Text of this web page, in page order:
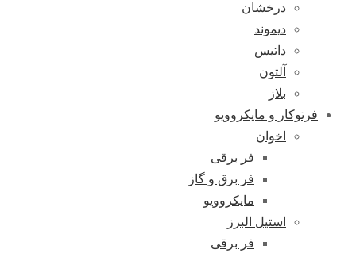
درخشان
دیموند
داتیس
آلتون
بلاز
فرتوکار و مایکروویو
اخوان
فر برقی
فر برق و گاز
مایکروویو
استیل البرز
فر برقی